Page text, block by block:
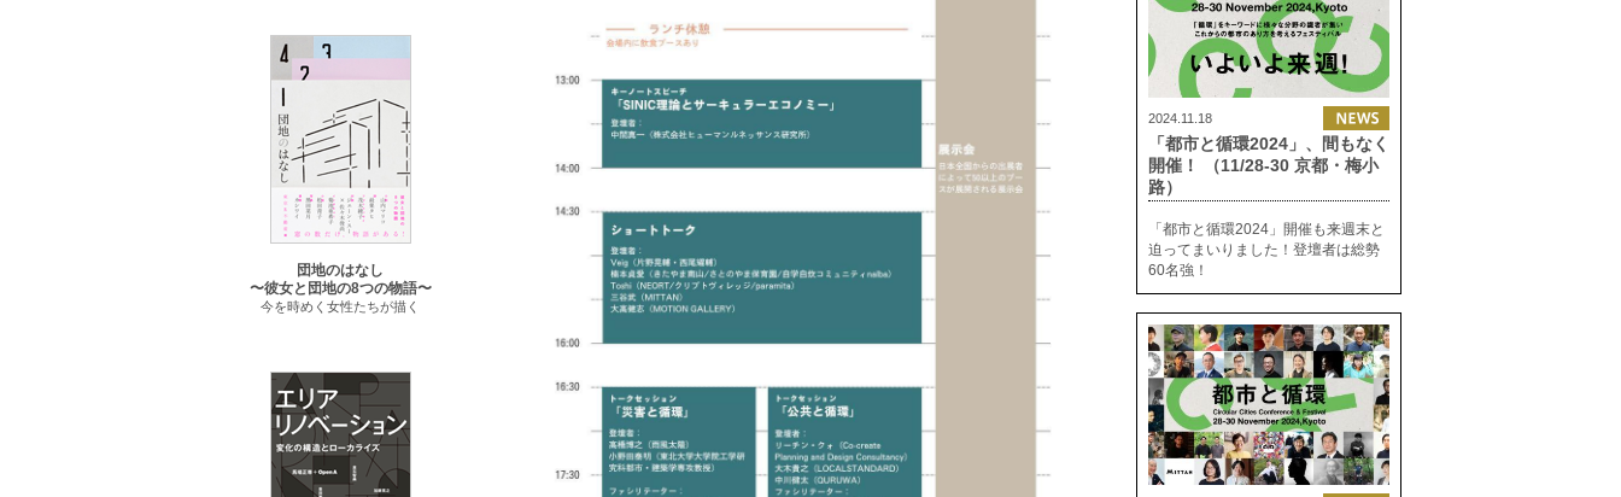
2024.11.18
「都市と循環2024」、間もなく
開催！ （11/28-30 京都・梅小
路）
「都市と循環2024」開催も来週末と
迫ってまいりました！登壇者は総勢
60名強！
団地のはなし
〜彼女と団地の8つの物語〜
今を時めく女性たちが描く